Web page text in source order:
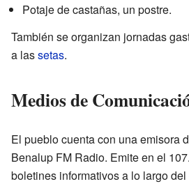
Potaje de castañas, un postre.
También se organizan jornadas
a lassetas.
Medios de
El pueblo cuenta con una emisora
Benalup FM Radio. Emite en el
boletines informativos a lo largo del